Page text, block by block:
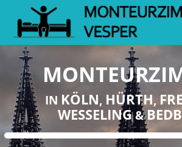
IN KÖLN, HÜRTH,
WESSELING&